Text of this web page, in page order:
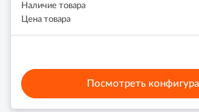
Наличие товара
Цена товара
Посмотреть